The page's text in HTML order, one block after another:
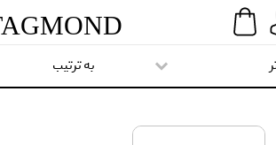
TAGMOND
به ترتیب